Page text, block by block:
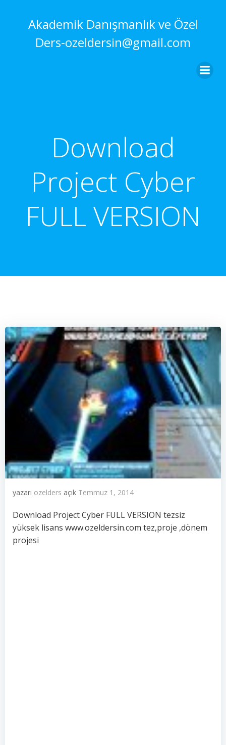
Akademik Danışmanlık ve Özel
Ders-ozeldersin@gmail.com
Download
Project Cyber
FULL VERSION
yazarı ozelders açık Temmuz 1, 2014
Download Project Cyber FULL VERSION tezsiz
yüksek lisans www.ozeldersin.com tez,proje ,dönem
projesi